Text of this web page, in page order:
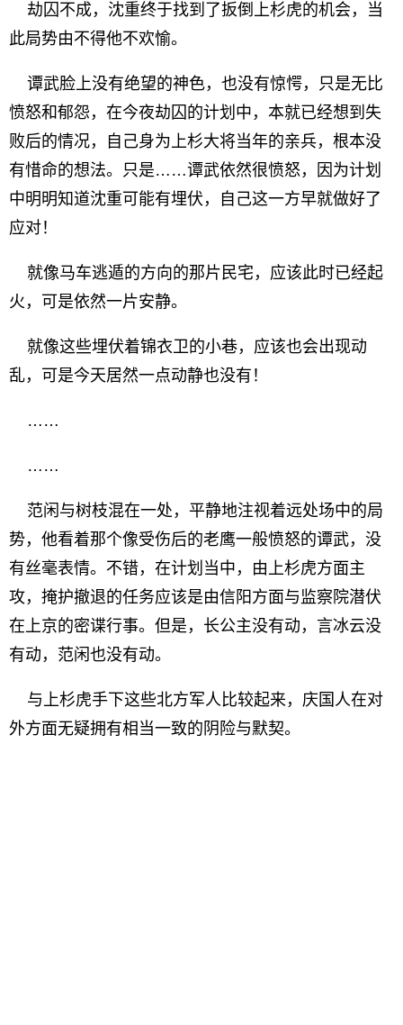
劫囚不成，沈重终于找到了扳倒上杉虎的机会，当
此局势由不得他不欢愉。
谭武脸上没有绝望的神色，也没有惊愕，只是无比
愤怒和郁怨，在今夜劫囚的计划中，本就已经想到失
败后的情况，自己身为上杉大将当年的亲兵，根本没
有惜命的想法。只是……谭武依然很愤怒，因为计划
中明明知道沈重可能有埋伏，自己这一方早就做好了
应对！
就像马车逃遁的方向的那片民宅，应该此时已经起
火，可是依然一片安静。
就像这些埋伏着锦衣卫的小巷，应该也会出现动
乱，可是今天居然一点动静也没有！
……
……
范闲与树枝混在一处，平静地注视着远处场中的局
势，他看着那个像受伤后的老鹰一般愤怒的谭武，没
有丝毫表情。不错，在计划当中，由上杉虎方面主
攻，掩护撤退的任务应该是由信阳方面与监察院潜伏
在上京的密谍行事。但是，长公主没有动，言冰云没
有动，范闲也没有动。
与上杉虎手下这些北方军人比较起来，庆国人在对
外方面无疑拥有相当一致的阴险与默契。